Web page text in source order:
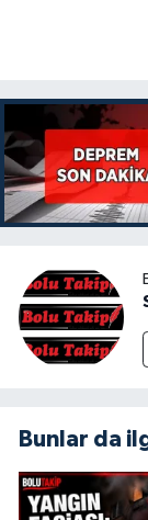
Bunlar da